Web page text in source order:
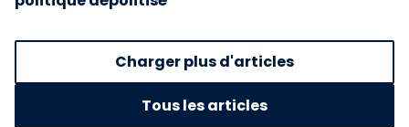
Charger plus d'articles
Tous les articles